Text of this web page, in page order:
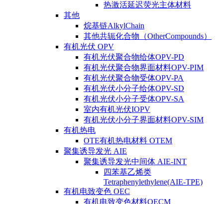
热激活延迟荧光主体材料
其他
烷基链AlkylChain
其他共轭化合物（OtherCompounds）
有机光伏 OPV
有机光伏聚合物给体OPV-PD
有机光伏聚合物界面材料OPV-PIM
有机光伏聚合物受体OPV-PA
有机光伏小分子给体OPV-SD
有机光伏小分子受体OPV-SA
室内有机光伏IOPV
有机光伏小分子界面材料OPV-SIM
有机热电
OTE有机热电材料 OTEM
聚集诱导发光 AIE
聚集诱导发光中间体 AIE-INT
四苯基乙烯类
Tetraphenylethylene(AIE-TPE)
有机电致变色 OEC
有机电致变色材料OECM